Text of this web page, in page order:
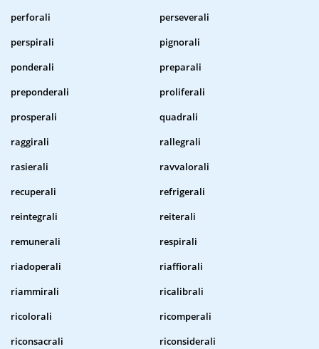
perforali
perseverali
perspirali
pignorali
ponderali
preparali
preponderali
proliferali
prosperali
quadrali
raggirali
rallegrali
rasierali
ravvalorali
recuperali
refrigerali
reintegrali
reiterali
remunerali
respirali
riadoperali
riaffiorali
riammirali
ricalibrali
ricolorali
ricomperali
riconsacrali
riconsiderali